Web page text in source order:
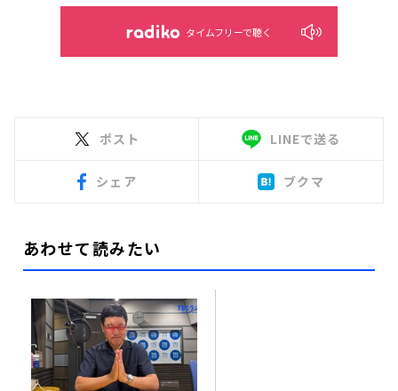
タイムフリーで聴く
ポスト LINEで送る
シェア ブクマ
あわせて読みたい